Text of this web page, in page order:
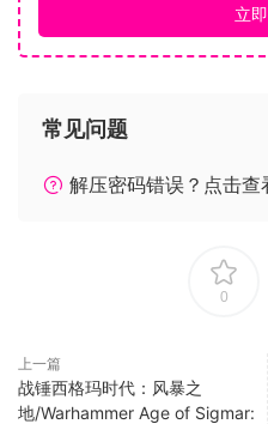
通过游戏中的日志检查您的部
物品。
立
常见问题
解压密码错误？点击查
0
上一篇
战锤西格玛时代：风暴之
地/Warhammer Age of Sigmar: